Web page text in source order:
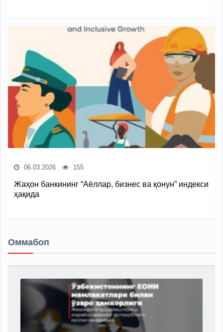
06.03.2026 155
Жаҳон банкининг “Аёллар, бизнес ва қонун” индекси
ҳақида
Оммабоп